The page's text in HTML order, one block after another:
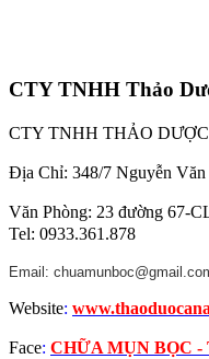
CTY TNHH Thảo
CTY TNHH THẢO
Địa Chỉ: 348/7 Nguyễn
Văn Phòng: 23 đường 67-
Tel: 0933.361.878
Email:
Website:
Face: CHỮA MỤN BỌC -